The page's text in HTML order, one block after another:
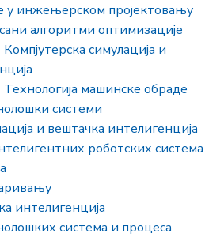
у инжењерском пројектовању
алгоритми оптимизације
симулација и
машинске обраде
системи
и вештачка интелигенција
роботских система
интелигенција
система и процеса